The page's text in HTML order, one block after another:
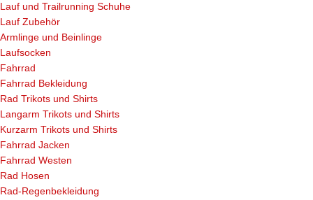
Lauf und Trailrunning Schuhe
Lauf Zubehör
Armlinge und Beinlinge
Laufsocken
Fahrrad
Fahrrad Bekleidung
Rad Trikots und Shirts
Langarm Trikots und Shirts
Kurzarm Trikots und Shirts
Fahrrad Jacken
Fahrrad Westen
Rad Hosen
Rad-Regenbekleidung